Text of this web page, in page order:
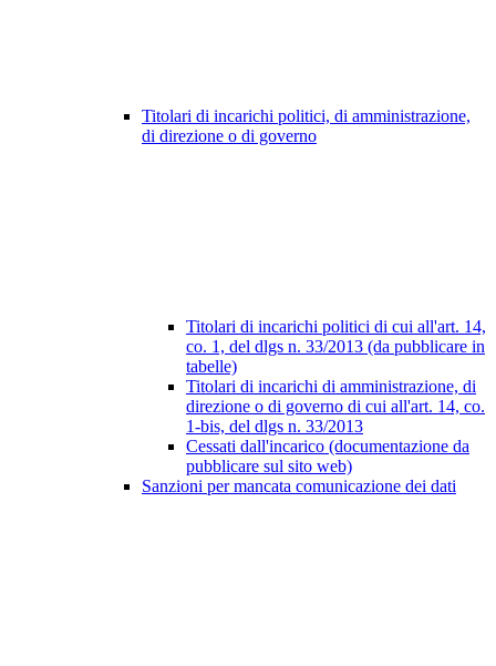
Titolari di incarichi politici, di amministrazione,
di direzione o di governo
Titolari di incarichi politici di cui all'art. 14,
co. 1, del dlgs n. 33/2013 (da pubblicare in
tabelle)
Titolari di incarichi di amministrazione, di
direzione o di governo di cui all'art. 14, co.
1-bis, del dlgs n. 33/2013
Cessati dall'incarico (documentazione da
pubblicare sul sito web)
Sanzioni per mancata comunicazione dei dati